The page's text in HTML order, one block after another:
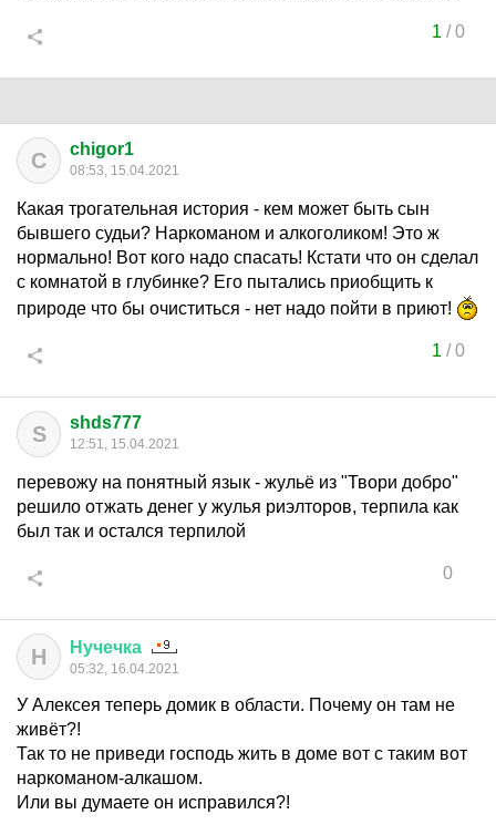
1 /0
C chigor1
08:53, 15.04.2021
Какая трогательная история - кем может быть сын
бывшего судьи? Наркоманом и алкоголиком! Это ж
нормально! Вот кого надо спасать! Кстати что он сделал
с комнатой в глубинке? Его пытались приобщить к
природе что бы очиститься - нет надо пойти в приют!
1 /0
S shds777
12:51, 15.04.2021
перевожу на понятный язык - жульё из "Твори добро"
решило отжать денег у жулья риэлторов, терпила как
был так и остался терпилой
0
Н Нучечка
05:32, 16.04.2021
У Алексея теперь домик в области. Почему он там не
живёт?!
Так то не приведи господь жить в доме вот с таким вот
наркоманом-алкашом.
Или вы думаете он исправился?!